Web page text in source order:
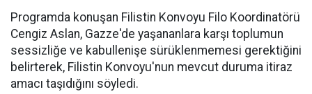
Programda konuşan Filistin Konvoyu Filo Koordinatörü
Cengiz Aslan, Gazze'de yaşananlara karşı toplumun
sessizliğe ve kabullenişe sürüklenmemesi gerektiğini
belirterek, Filistin Konvoyu'nun mevcut duruma itiraz
amacı taşıdığını söyledi.